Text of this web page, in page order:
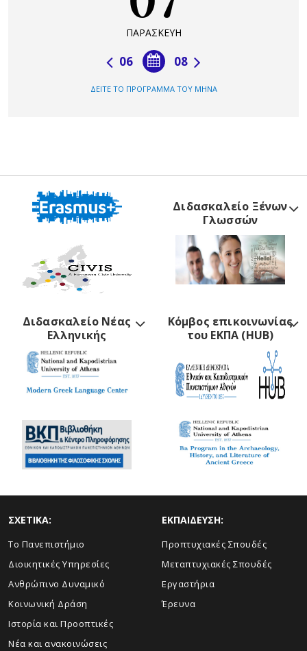
ΠΑΡΑΣΚΕΥΗ
08
06
ΔΕΙΤΕ ΤΟ ΠΡΟΓΡΑΜΜΑ ΤΟΥ ΜΗΝΑ
Διδασκαλείο Ξένων
Γλωσσών
Διδασκαλείο Νέας
Ελληνικής
Κόμβος επικοινωνίας
του ΕΚΠΑ (HUB)
ΣΧΕΤΙΚΑ:
Το Πανεπιστήμιο
Διοικητικές Υπηρεσίες
Ανθρώπινο Δυναμικό
Κοινωνική Δράση
Ιστορία και Προοπτικές
Νέα και ανακοινώσεις
ΕΚΠΑΙΔΕΥΣΗ:
Προπτυχιακές Σπουδές
Μεταπτυχιακές Σπουδές
Εργαστήρια
Έρευνα